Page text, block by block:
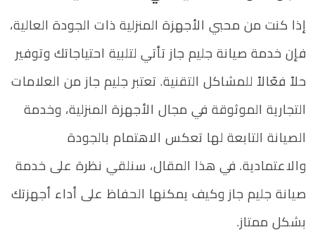
إذا كنت من محبي الأجهزة المنزلية ذات الجودة العالية،
فإن خدمة صيانة جليم جاز تأتي لتلبية احتياجاتك وتوفير
حلاً فعّالاً للمشاكل التقنية. تعتبر جليم جاز من العلامات
التجارية الموثوقة في مجال الأجهزة المنزلية، وخدمة
الصيانة التابعة لها تعكس الاهتمام بالجودة
والاعتمادية. في هذا المقال، سنلقي نظرة على خدمة
صيانة جليم جاز وكيف يمكنها الحفاظ على أداء أجهزتك
بشكل ممتاز.